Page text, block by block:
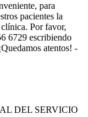
para
pacientes la
Por favor,
6729 escribiendo
atentos! -
DEL SERVICIO